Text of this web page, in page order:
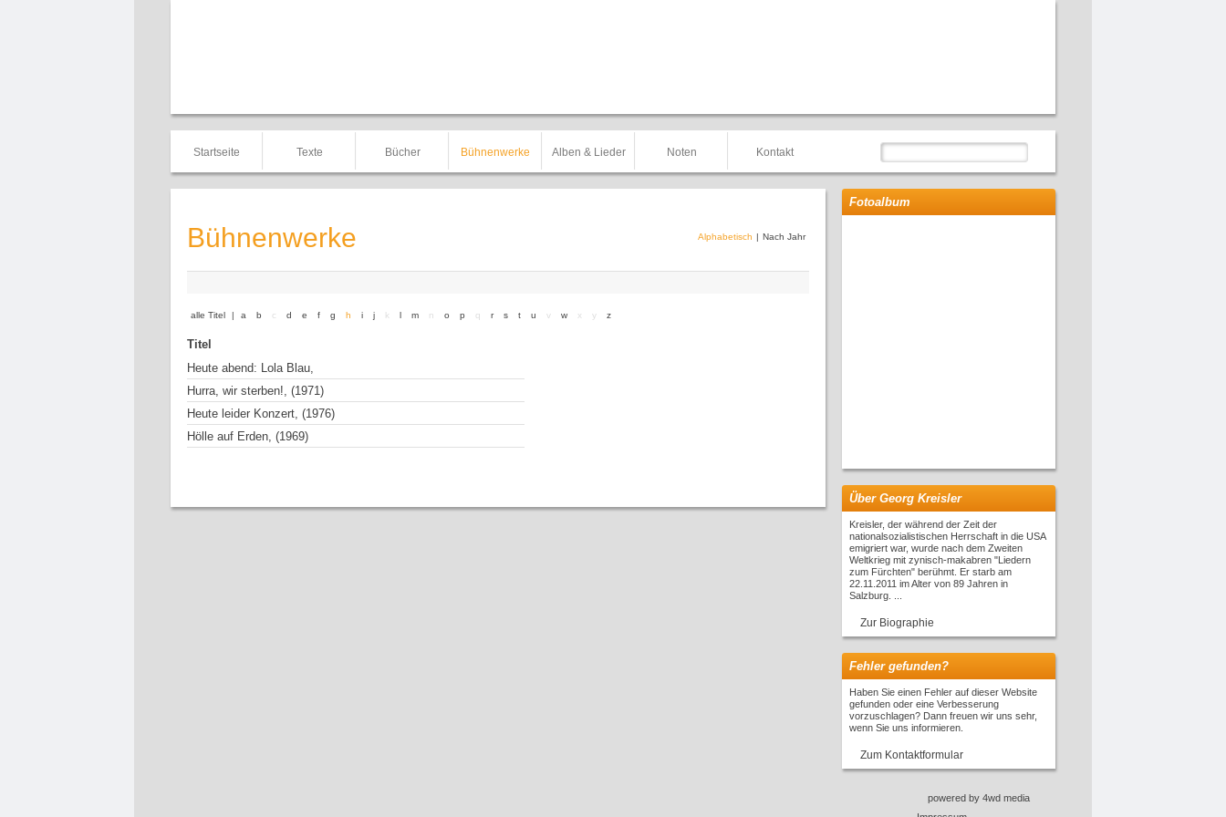
Startseite Texte Bücher Bühnenwerke Alben & Lieder Noten Kontakt
Bühnenwerke Alphabetisch | Nach Jahr
alle Titel | a b c d e f g h i j k l m n o p q r s t u v w x y z
Titel
Heute abend: Lola Blau,
Hurra, wir sterben!, (1971)
Heute leider Konzert, (1976)
Hölle auf Erden, (1969)
Fotoalbum
Über Georg Kreisler
Kreisler, der während der Zeit der
nationalsozialistischen Herrschaft in die USA
emigriert war, wurde nach dem Zweiten
Weltkrieg mit zynisch-makabren "Liedern
zum Fürchten" berühmt. Er starb am
22.11.2011 im Alter von 89 Jahren in
Salzburg. ...
Zur Biographie
Fehler gefunden?
Haben Sie einen Fehler auf dieser Website
gefunden oder eine Verbesserung
vorzuschlagen? Dann freuen wir uns sehr,
wenn Sie uns informieren.
Zum Kontaktformular
powered by 4wd media